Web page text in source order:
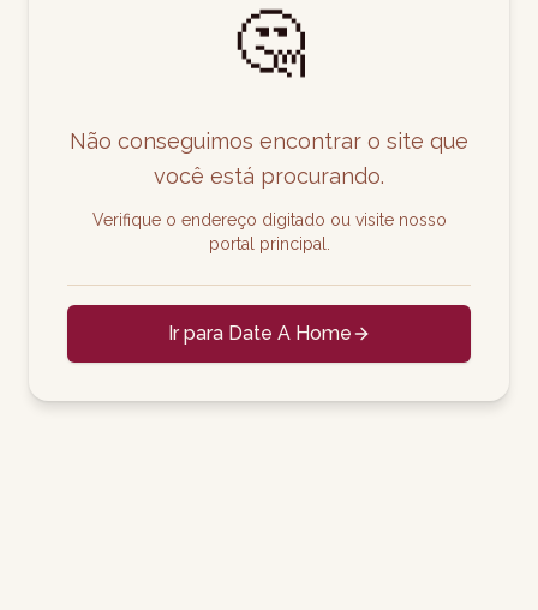
🤔
Não conseguimos encontrar o site que
você está procurando.
Verifique o endereço digitado ou visite nosso
portal principal.
Ir para Date A Home